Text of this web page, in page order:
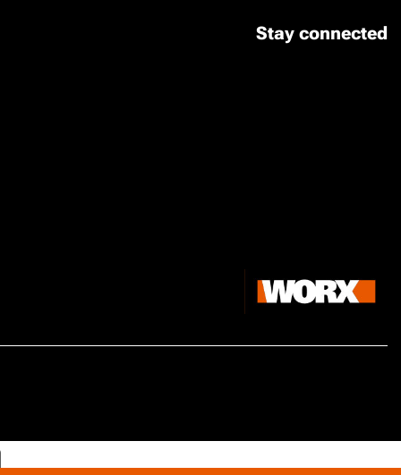
Stay connected